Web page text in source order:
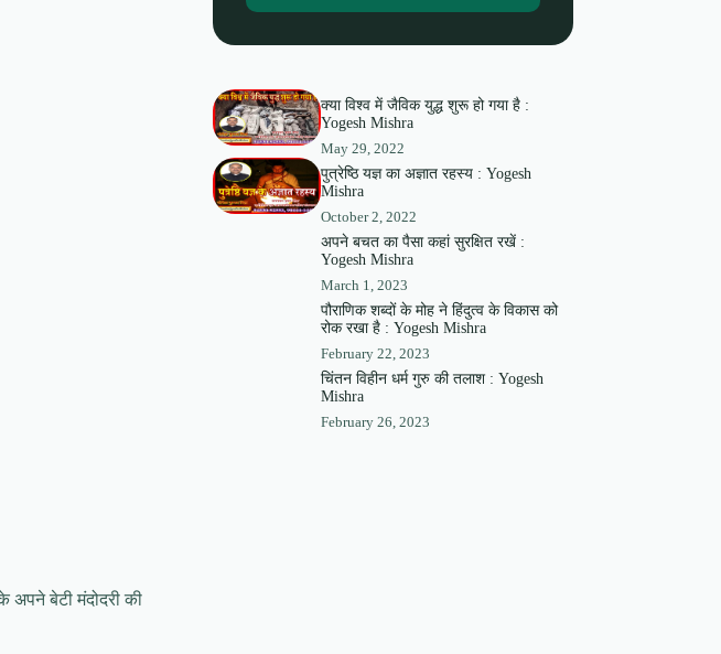
अपने बेटी मंदोदरी की
क्या विश्व में जैविक युद्ध शुरू हो गया है :
Yogesh Mishra
May 29, 2022
पुत्रेष्ठि यज्ञ का अज्ञात रहस्य : Yogesh
Mishra
October 2, 2022
अपने बचत का पैसा कहां सुरक्षित रखें :
Yogesh Mishra
March 1, 2023
पौराणिक शब्दों के मोह ने हिंदुत्व के विकास को
रोक रखा है : Yogesh Mishra
February 22, 2023
चिंतन विहीन धर्म गुरु की तलाश : Yogesh
Mishra
February 26, 2023